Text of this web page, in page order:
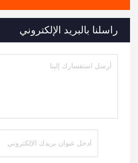
راسلنا بالبريد الإلكتروني